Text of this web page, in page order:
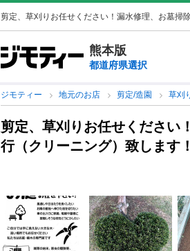
剪定、草刈りお任せください！漏水修理、お墓掃
熊本版
都道府県選択
ジモティー 地元のお店 剪定/造園 草刈
剪定、草刈りお任せください
行（クリーニング）致します！